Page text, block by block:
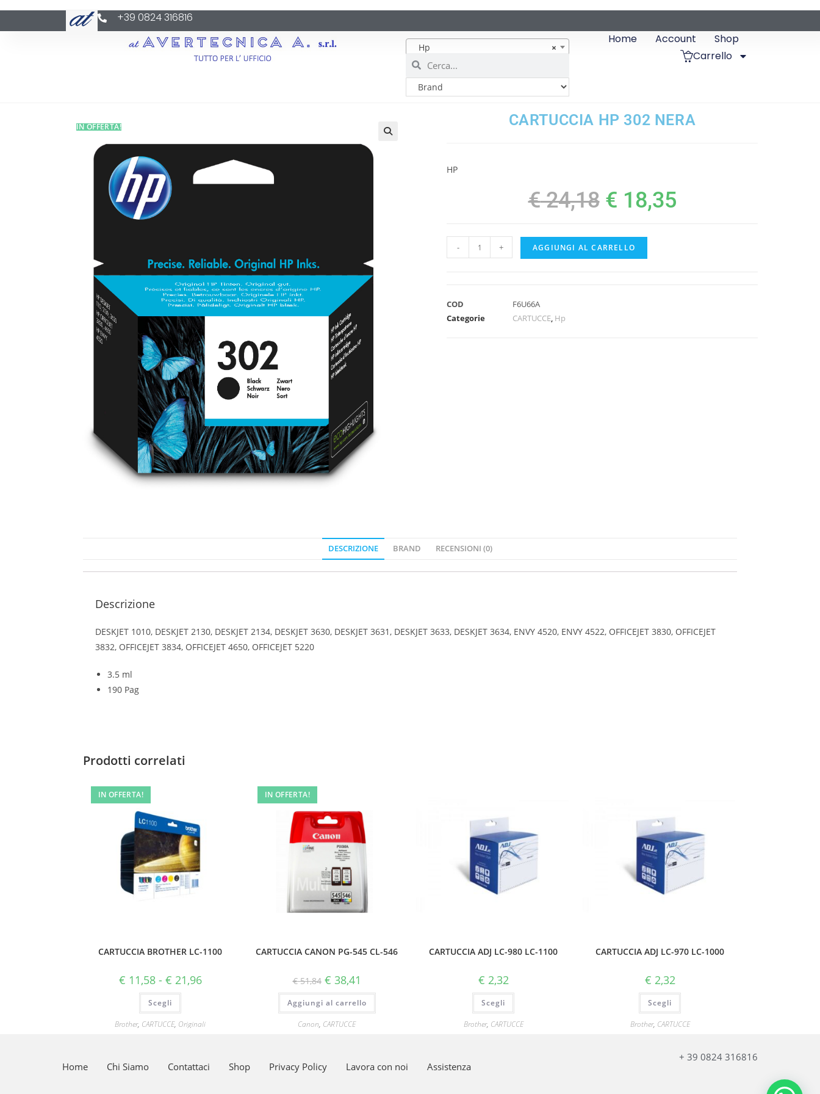
+39 0824 316816
×
Hp
Home Account
Shop
Carrello
IN OFFERTA! CARTUCCIA HP 302 NERA
HP
€24,18 € 18,35
- + AGGIUNGI AL CARRELLO
COD
F6U66A
Categorie
CARTUCCE, Hp
DESCRIZIONE BRAND RECENSIONI (0)
Descrizione
DESKJET 1010, DESKJET 2130, DESKJET 2134, DESKJET 3630, DESKJET 3631, DESKJET 3633, DESKJET 3634, ENVY 4520, ENVY 4522, OFFICEJET 3830, OFFICEJET
3832, OFFICEJET 3834, OFFICEJET 4650, OFFICEJET 5220
3.5 ml
190 Pag
Prodotti correlati
IN OFFERTA!
CARTUCCIA BROTHER LC-1100
€ 11,58 - € 21,96
Scegli
Brother, CARTUCCE, Originali
IN OFFERTA!
CARTUCCIA CANON PG-545 CL-546
€51,84 € 38,41
Aggiungi al carrello
Canon, CARTUCCE
CARTUCCIA ADJ LC-980 LC-1100
€ 2,32
Scegli
Brother, CARTUCCE
CARTUCCIA ADJ LC-970 LC-1000
€ 2,32
Scegli
Brother, CARTUCCE
Home Chi Siamo Contattaci Shop Privacy Policy Lavora con noi Assistenza
+ 39 0824 316816